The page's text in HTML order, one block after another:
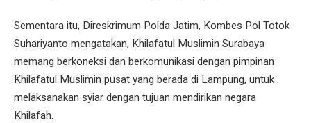
Sementara itu, Direskrimum Polda Jatim, Kombes Pol Totok
Suhariyanto mengatakan, Khilafatul Muslimin Surabaya
memang berkoneksi dan berkomunikasi dengan pimpinan
Khilafatul Muslimin pusat yang berada di Lampung, untuk
melaksanakan syiar dengan tujuan mendirikan negara
Khilafah.